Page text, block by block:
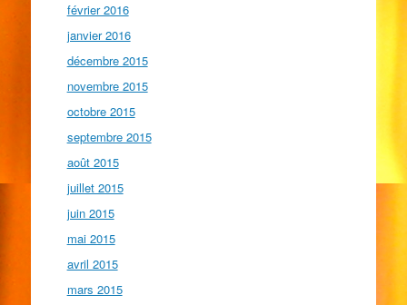
février 2016
janvier 2016
décembre 2015
novembre 2015
octobre 2015
septembre 2015
août 2015
juillet 2015
juin 2015
mai 2015
avril 2015
mars 2015